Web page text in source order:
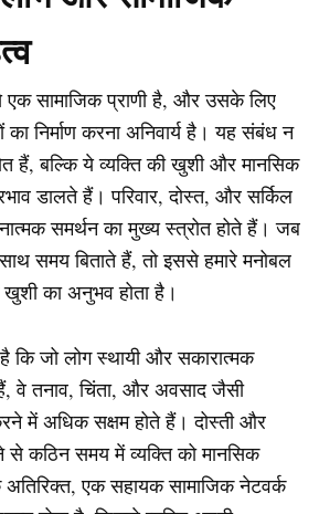
एक सामाजिक प्राणी है, और उसके लिए
निर्माण करना अनिवार्य है। यह संबंध न
हैं, बल्कि ये व्यक्ति की खुशी और मानसिक
डालते हैं। परिवार, दोस्त, और सर्किल
समर्थन का मुख्य स्त्रोत होते हैं। जब
समय बिताते हैं, तो इससे हमारे मनोबल
खुशी का अनुभव होता है।
कि जो लोग स्थायी और सकारात्मक
वे तनाव, चिंता, और अवसाद जैसी
में अधिक सक्षम होते हैं। दोस्ती और
से कठिन समय में व्यक्ति को मानसिक
एक सहायक सामाजिक नेटवर्क